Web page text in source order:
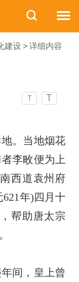
建设>详细内容
T T
。当地烟花
李畋便为上
西道袁州府
621年)四月十
帮助唐太宗
间，皇上曾